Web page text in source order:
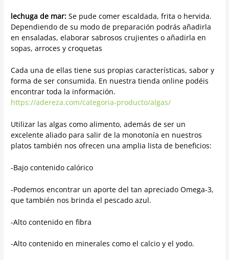
lechuga de mar: Se pude comer escaldada, frita o hervida.
Dependiendo de su modo de preparación podrás añadirla
en ensaladas, elaborar sabrosos crujientes o añadirla en
sopas, arroces y croquetas
Cada una de ellas tiene sus propias características, sabor y
forma de ser consumida. En nuestra tienda online podéis
encontrar toda la información.
https://adereza.com/categoria-producto/algas/
Utilizar las algas como alimento, además de ser un
excelente aliado para salir de la monotonía en nuestros
platos también nos ofrecen una amplia lista de beneficios:
-Bajo contenido calórico
-Podemos encontrar un aporte del tan apreciado Omega-3,
que también nos brinda el pescado azul.
-Alto contenido en fibra
-Alto contenido en minerales como el calcio y el yodo.